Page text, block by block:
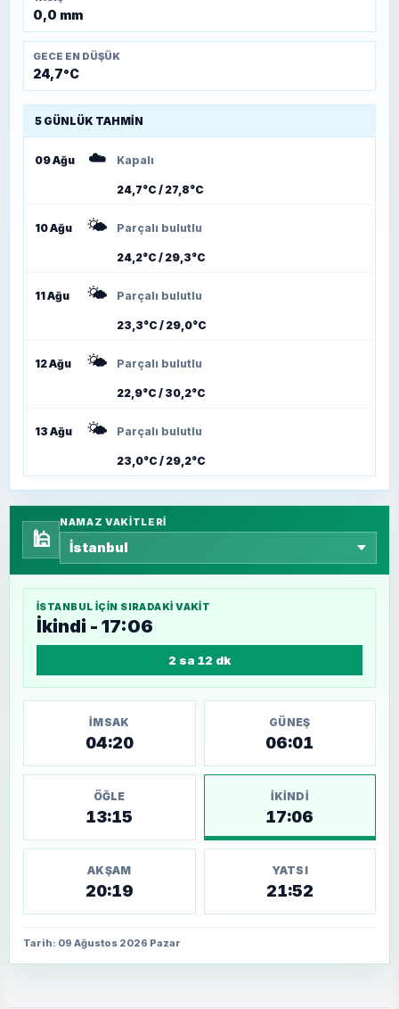
0,0 mm
GECE EN DÜŞÜK
24,7°C
5 GÜNLÜK TAHMIN
09 Ağu ☁️ Kapalı
24,7°C / 27,8°C
10 Ağu 🌤️ Parçalı bulutlu
24,2°C / 29,3°C
11 Ağu 🌤️ Parçalı bulutlu
23,3°C / 29,0°C
12 Ağu 🌤️ Parçalı bulutlu
22,9°C / 30,2°C
13 Ağu 🌤️ Parçalı bulutlu
23,0°C / 29,2°C
🕌
NAMAZ VAKITLERI
İSTANBUL IÇIN SIRADAKI VAKIT
İkindi - 17:06
2 sa 12 dk
İMSAK
04:20
GÜNEŞ
06:01
ÖĞLE
13:15
İKINDI
17:06
AKŞAM
20:19
YATSI
21:52
Tarih: 09 Ağustos 2026 Pazar